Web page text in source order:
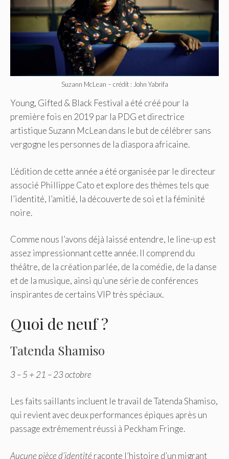
Suzann McLean – crédit : John Yabrifa
Young, Gifted & Black Festival a été créé pour la
première fois en 2019 par la PDG et directrice
artistique Suzann McLean dans le but de célébrer sans
vergogne les personnes de la diaspora africaine.
L’édition de cette année a été organisée par le directeur
associé Phillippe Cato et explore des thèmes tels que
l’identité, l’amitié, la découverte de soi et la féminité
noire.
Comme nous l’avons déjà laissé entendre, le line-up est
assez impressionnant cette année. Il comprend du
théâtre, de la création parlée, de la comédie, de la danse
et de la musique, ainsi qu’une série de conférences
inspirantes de certains VIP très spéciaux.
Quoi de neuf ?
Tatenda Shamiso
3 – 5 + 21 – 23 octobre
Les faits saillants incluent le travail de Tatenda Shamiso,
qui revient avec deux performances épiques après un
passage extrêmement réussi à Peckham Fringe.
Aucune pièce d’identité raconte l’histoire d’un migrant